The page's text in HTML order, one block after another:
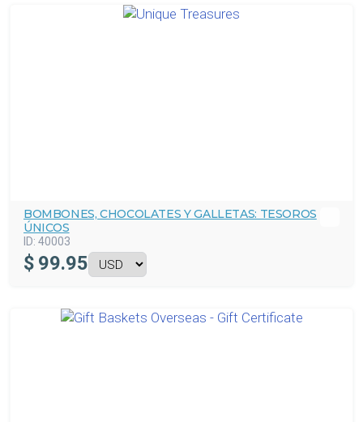
BOMBONES, CHOCOLATES Y GALLETAS: TESOROS
ÚNICOS
ID: 40003
$ 99.95